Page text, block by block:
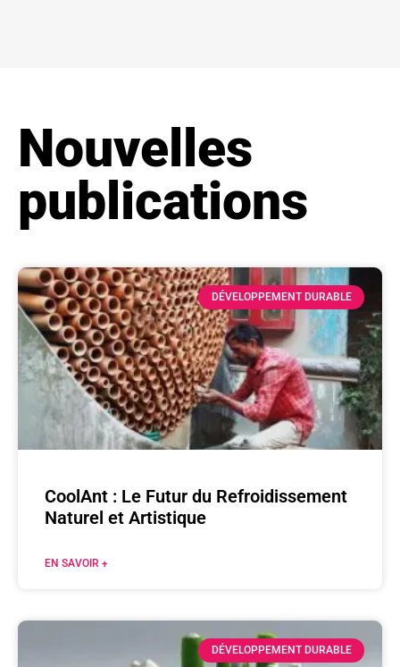
Nouvelles
publications
DÉVELOPPEMENT DURABLE
CoolAnt : Le Futur du Refroidissement
Naturel et Artistique
EN SAVOIR +
DÉVELOPPEMENT DURABLE